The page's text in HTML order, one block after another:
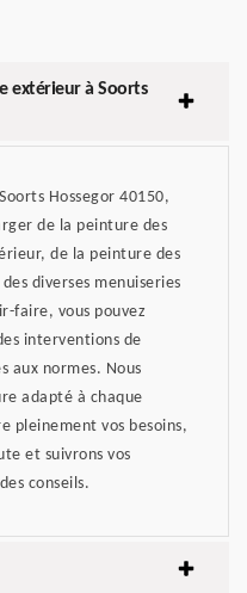
extérieur à Soorts
Hossegor 40150,
de la peinture des
de la peinture des
diverses menuiseries
faire, vous pouvez
interventions de
aux normes. Nous
adapté à chaque
pleinement vos besoins,
et suivrons vos
conseils.